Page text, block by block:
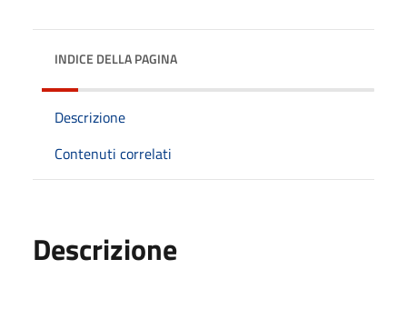
INDICE DELLA PAGINA
Descrizione
Contenuti correlati
Descrizione